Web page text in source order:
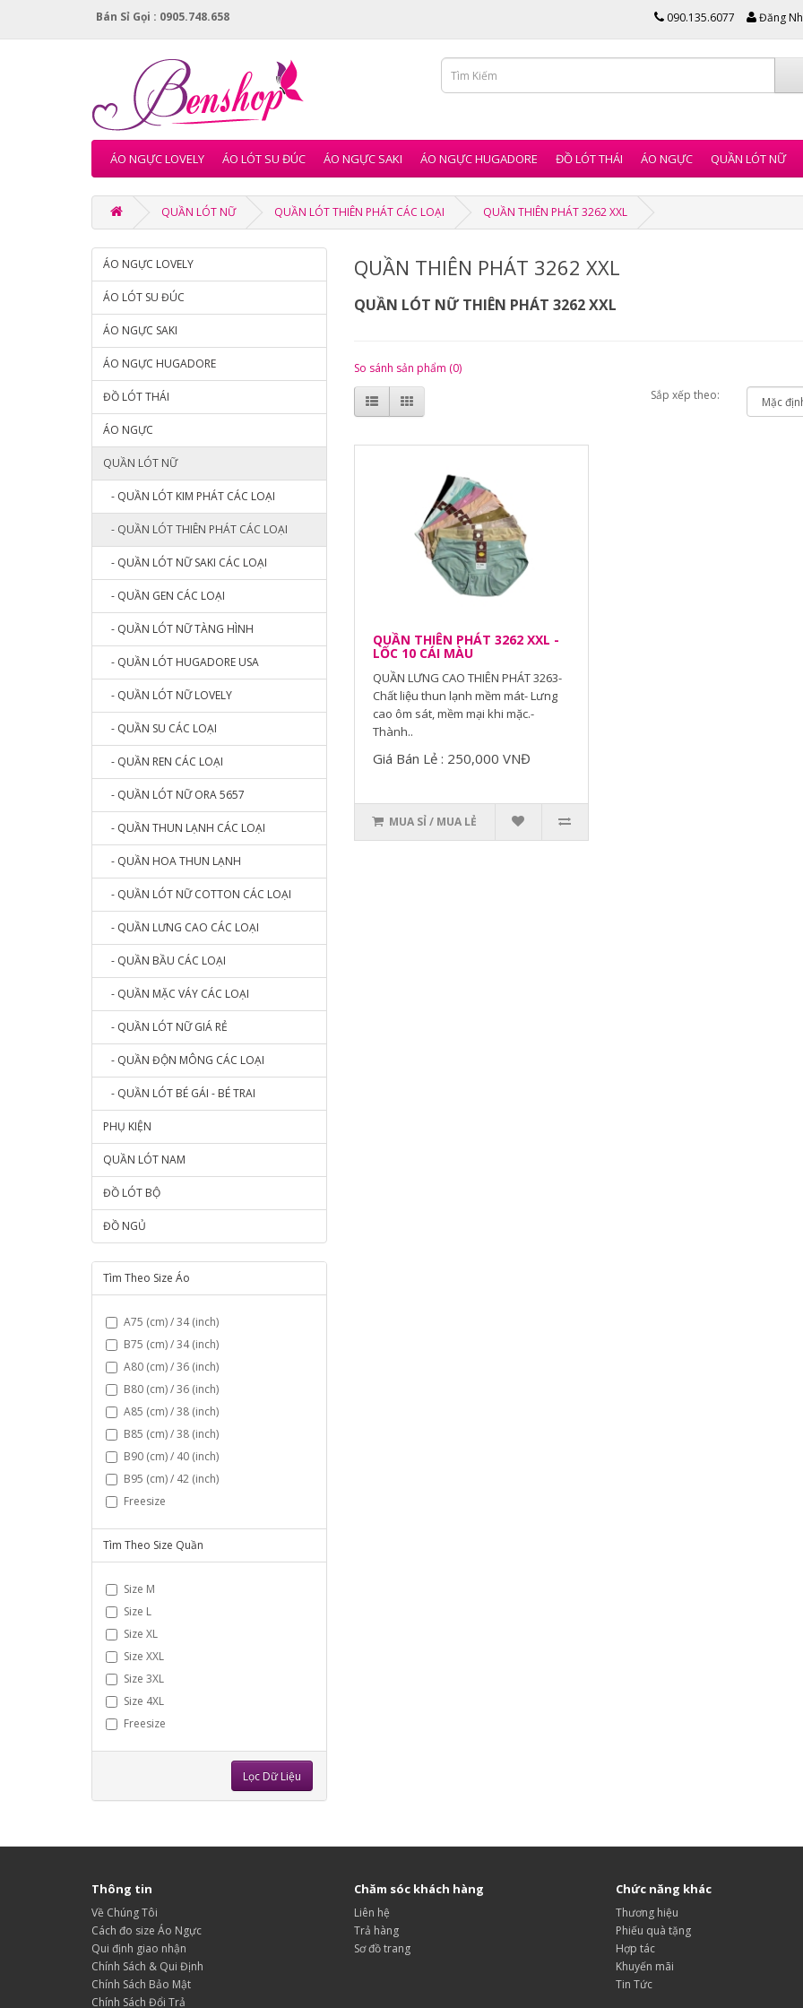
Bán Sỉ Gọi : 0905.748.658 090.135.6077 Đăng
ÁO NGỰC LOVELY ÁO LÓT SU ĐÚC ÁO NGỰC SAKI ÁO NGỰC HUGADORE ĐỒ LÓT THÁI ÁO NGỰC QUẦN LÓT NỮ
QUẦN LÓT NỮ QUẦN LÓT THIÊN PHÁT CÁC LOẠI QUẦN THIÊN PHÁT 3262 XXL
ÁO NGỰC LOVELY
ÁO LÓT SU ĐÚC
ÁO NGỰC SAKI
ÁO NGỰC HUGADORE
ĐỒ LÓT THÁI
ÁO NGỰC
QUẦN LÓT NỮ
- QUẦN LÓT KIM PHÁT CÁC LOẠI
- QUẦN LÓT THIÊN PHÁT CÁC LOẠI
- QUẦN LÓT NỮ SAKI CÁC LOẠI
- QUẦN GEN CÁC LOẠI
- QUẦN LÓT NỮ TÀNG HÌNH
- QUẦN LÓT HUGADORE USA
- QUẦN LÓT NỮ LOVELY
- QUẦN SU CÁC LOẠI
- QUẦN REN CÁC LOẠI
- QUẦN LÓT NỮ ORA 5657
- QUẦN THUN LẠNH CÁC LOẠI
- QUẦN HOA THUN LẠNH
- QUẦN LÓT NỮ COTTON CÁC LOẠI
- QUẦN LƯNG CAO CÁC LOẠI
- QUẦN BẦU CÁC LOẠI
- QUẦN MẶC VÁY CÁC LOẠI
- QUẦN LÓT NỮ GIÁ RẺ
- QUẦN ĐỘN MÔNG CÁC LOẠI
- QUẦN LÓT BÉ GÁI - BÉ TRAI
PHỤ KIỆN
QUẦN LÓT NAM
ĐỒ LÓT BỘ
ĐỒ NGỦ
Tìm Theo Size Áo
A75 (cm) / 34 (inch)
B75 (cm) / 34 (inch)
A80 (cm) / 36 (inch)
B80 (cm) / 36 (inch)
A85 (cm) / 38 (inch)
B85 (cm) / 38 (inch)
B90 (cm) / 40 (inch)
B95 (cm) / 42 (inch)
Freesize
Tìm Theo Size Quần
Size M
Size L
Size XL
Size XXL
Size 3XL
Size 4XL
Freesize
Lọc Dữ Liệu
QUẦN THIÊN PHÁT 3262 XXL
QUẦN LÓT NỮ THIÊN PHÁT 3262 XXL
So sánh sản phẩm (0)
Sắp xếp theo:
QUẦN THIÊN PHÁT 3262 XXL -
LỐC 10 CÁI MÀU
QUẦN LƯNG CAO THIÊN PHÁT 3263-
Chất liệu thun lạnh mềm mát- Lưng
cao ôm sát, mềm mại khi mặc.-
Thành..
Giá Bán Lẻ : 250,000 VNĐ
MUA SỈ / MUA LẺ
Thông tin
Về Chúng Tôi
Cách đo size Áo Ngực
Qui định giao nhận
Chính Sách & Qui Định
Chính Sách Bảo Mật
Chính Sách Đổi Trả
Chăm sóc khách hàng
Liên hệ
Trả hàng
Sơ đồ trang
Chức năng khác
Thương hiệu
Phiếu quà tặng
Hợp tác
Khuyến mãi
Tin Tức